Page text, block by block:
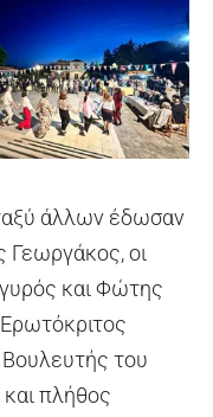
άλλων έδωσαν
Γεωργάκος, οι
και Φώτης
του
πλήθος